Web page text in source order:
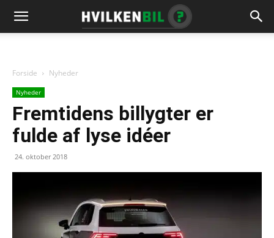
Forside Nyheder
Nyheder
Fremtidens billygter er
fulde af lyse idéer
24. oktober 2018